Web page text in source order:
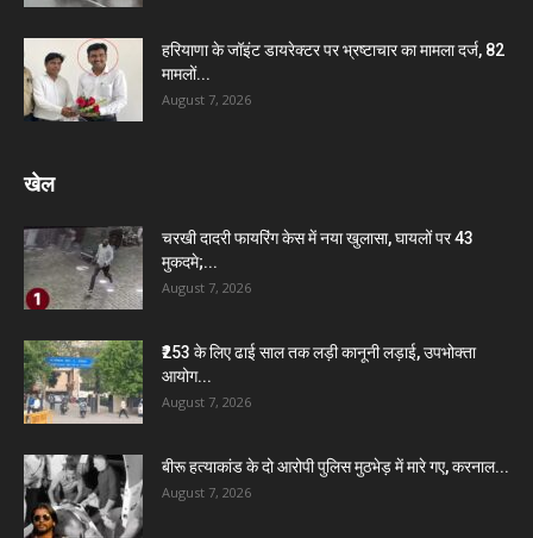
हरियाणा के जॉइंट डायरेक्टर पर भ्रष्टाचार का मामला दर्ज, 82
मामलों...
August 7, 2026
खेल
चरखी दादरी फायरिंग केस में नया खुलासा, घायलों पर 43
मुकदमे;...
August 7, 2026
₹253 के लिए ढाई साल तक लड़ी कानूनी लड़ाई, उपभोक्ता
आयोग...
August 7, 2026
बीरू हत्याकांड के दो आरोपी पुलिस मुठभेड़ में मारे गए, करनाल...
August 7, 2026